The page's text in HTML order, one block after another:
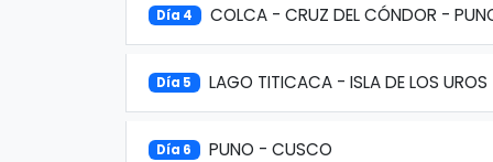
Día 4 COLCA - CRUZ DEL CÓNDOR -
Día 5 LAGO TITICACA - ISLA DE LOS UROS
Día 6 PUNO - CUSCO